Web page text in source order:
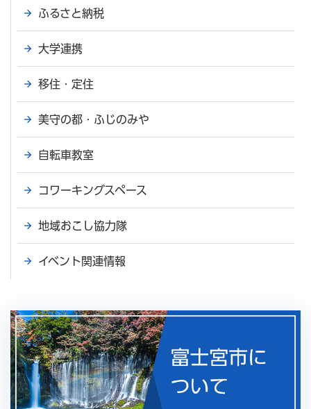
ふるさと納税
大学連携
移住・定住
美守の都・ふじのみや
自転車教室
コワーキングスペース
地域おこし協力隊
イベント関連情報